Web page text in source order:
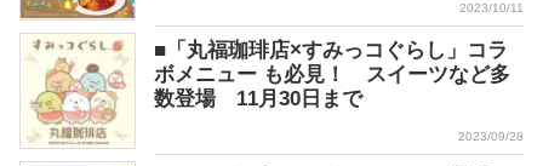
2023/10/11
■「丸福珈琲店×すみっコぐらし」コラ
ボメニュー も必見！ スイーツなど多
数登場 11月30日まで
2023/09/28